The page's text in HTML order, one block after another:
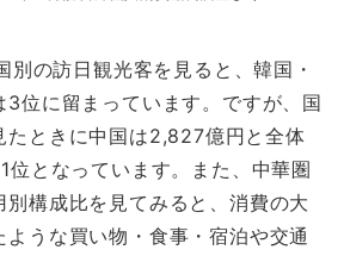
の訪日観光客を見ると、韓国・
3位に留まっています。ですが、国
たときに中国は2,827億円と全体
位となっています。また、中華圏
構成比を見てみると、消費の大
うな買い物・食事・宿泊や交通